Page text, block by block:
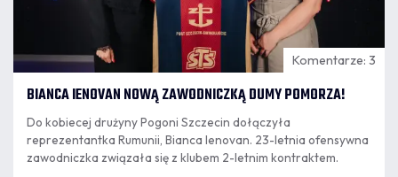
Komentarze: 3
BIANCA IENOVAN NOWĄ ZAWODNICZKĄ DUMY POMORZA!
Do kobiecej drużyny Pogoni Szczecin dołączyła
reprezentantka Rumunii, Bianca Ienovan. 23-letnia ofensywna
zawodniczka związała się z klubem 2-letnim kontraktem.